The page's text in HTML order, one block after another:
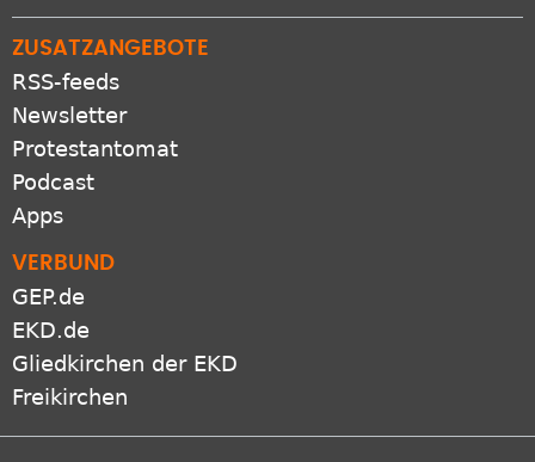
ZUSATZANGEBOTE
RSS-feeds
Newsletter
Protestantomat
Podcast
Apps
VERBUND
GEP.de
EKD.de
Gliedkirchen der EKD
Freikirchen